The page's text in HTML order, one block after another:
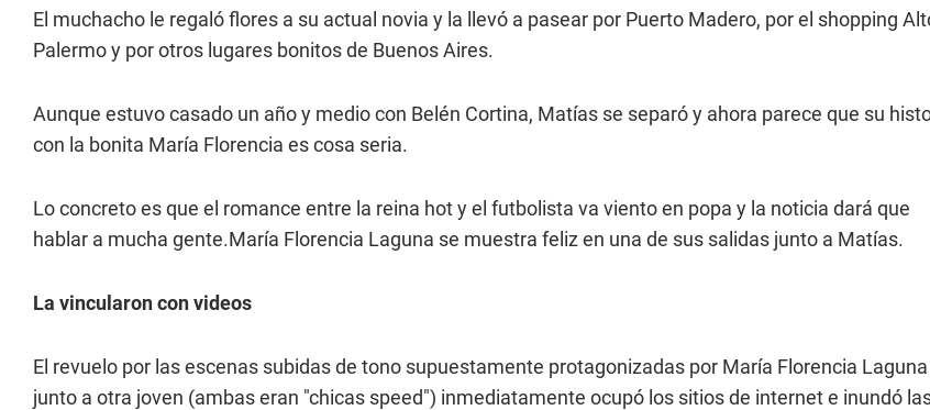
El muchacho le regaló flores a su actual novia y la llevó a pasear por Puerto Madero, por el shopping
Palermo y por otros lugares bonitos de Buenos Aires.
Aunque estuvo casado un año y medio con Belén Cortina, Matías se separó y ahora parece que su
con la bonita María Florencia es cosa seria.
Lo concreto es que el romance entre la reina hot y el futbolista va viento en popa y la noticia dará que
hablar a mucha gente.María Florencia Laguna se muestra feliz en una de sus salidas junto a Matías.
La vincularon con videos
El revuelo por las escenas subidas de tono supuestamente protagonizadas por María Florencia Laguna
junto a otra joven (ambas eran "chicas speed") inmediatamente ocupó los sitios de internet e inundó